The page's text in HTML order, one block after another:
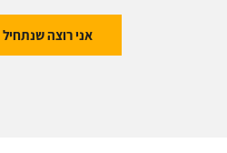
אני רוצה